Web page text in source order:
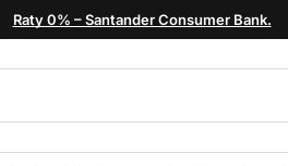
Raty 0% – Santander Consumer Bank.